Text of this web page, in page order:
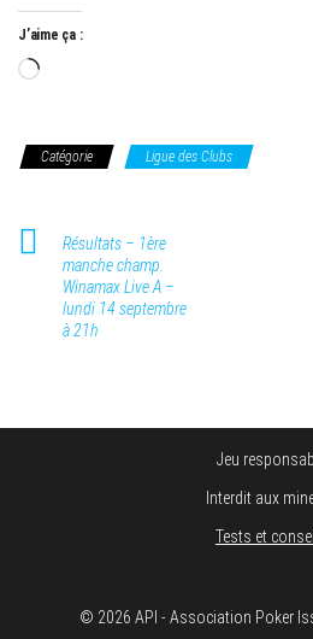
J’aime ça :
Chargement…
Catégorie Ligue des Clubs
Résultats – 1ère
manche champ.
Winamax Live A –
lundi 14 septembre
à 21h
Jeu
Interdit aux
Tests et
© 2026 API - Association Poker